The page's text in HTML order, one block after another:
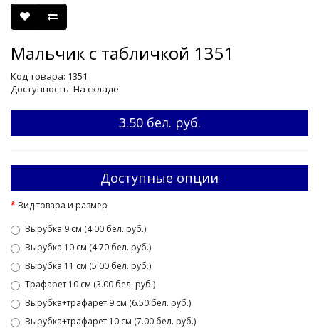
Мальчик с табличкой 1351
Код товара: 1351
Доступность: На складе
3.50 бел. руб.
Доступные опции
Вид товара и размер
Вырубка 9 см (4.00 бел. руб.)
Вырубка 10 см (4.70 бел. руб.)
Вырубка 11 см (5.00 бел. руб.)
Трафарет 10 см (3.00 бел. руб.)
Вырубка+трафарет 9 см (6.50 бел. руб.)
Вырубка+трафарет 10 см (7.00 бел. руб.)